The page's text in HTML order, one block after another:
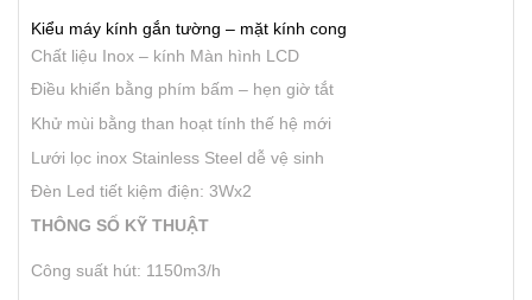
Kiểu máy kính gắn tường – mặt kính cong
Chất liệu Inox – kính Màn hình LCD
Điều khiển bằng phím bấm – hẹn giờ tắt
Khử mùi bằng than hoạt tính thế hệ mới
Lưới lọc inox Stainless Steel dễ vệ sinh
Đèn Led tiết kiệm điện: 3Wx2
THÔNG SỐ KỸ THUẬT
Công suất hút: 1150m3/h